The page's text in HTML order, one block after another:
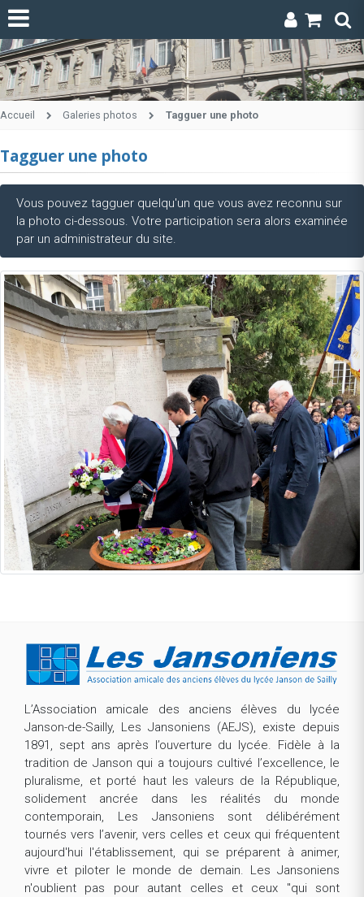
Accueil Galeries photos Tagguer une photo
Tagguer une photo
Vous pouvez tagguer quelqu'un que vous avez reconnu sur
la photo ci-dessous. Votre participation sera alors examinée
par un administrateur du site.
L’Association amicale des anciens élèves du lycée
Janson-de-Sailly, Les Jansoniens (AEJS), existe depuis
1891, sept ans après l’ouverture du lycée. Fidèle à la
tradition de Janson qui a toujours cultivé l’excellence, le
pluralisme, et porté haut les valeurs de la République,
solidement ancrée dans les réalités du monde
contemporain, Les Jansoniens sont délibérément
tournés vers l’avenir, vers celles et ceux qui fréquentent
aujourd'hui l'établissement, qui se préparent à animer,
vivre et piloter le monde de demain. Les Jansoniens
n'oublient pas pour autant celles et ceux "qui sont